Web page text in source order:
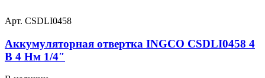
Арт. CSDLI0458
Аккумуляторная отвертка INGCO CSDLI0458 4
В 4 Нм 1/4″